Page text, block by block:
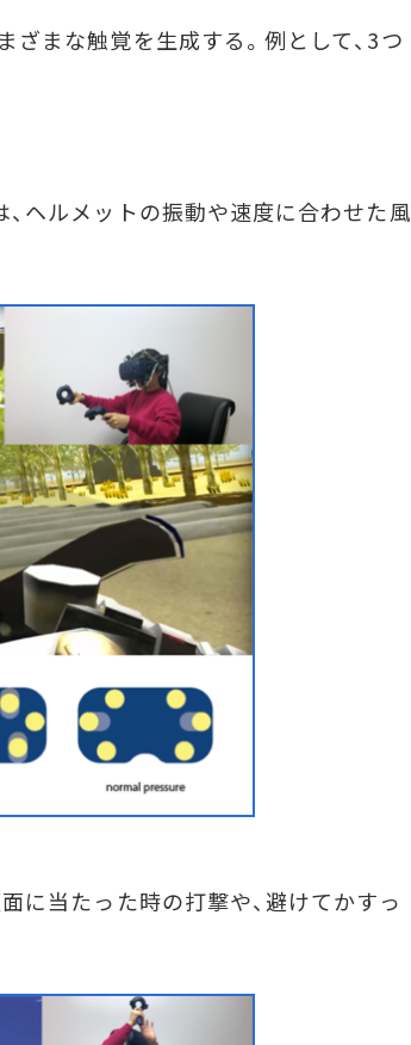
まな触覚を生成する。例として、3つ
ヘルメットの振動や速度に合わせた風
に当たった時の打撃や、避けてかすっ